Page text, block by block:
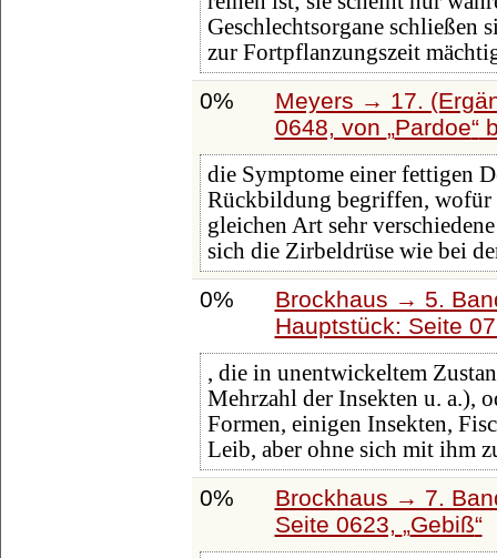
Geschlechtsorgane schließen
zur Fortpflanzungszeit
0%
Meyers → 17.
0648, von Pardoe
die Symptome einer fettigen
Rückbildung begriffen, wofür
gleichen Art sehr
sich die Zirbeldrüse wie bei
0%
Brockhaus → 5.
Hauptstück: Seite
, die in unentwickeltem
Mehrzahl der Insekten u. a.),
Formen, einigen Insekten,
Leib, aber ohne sich mit ihm
0%
Brockhaus → 7.
Seite 0623,
Gebiß